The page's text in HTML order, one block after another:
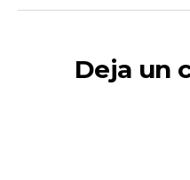
Deja un